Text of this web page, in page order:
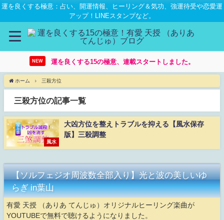
運を良くする極意：占い、開運情報、ヒーリング＆気功、強運待受や恋愛運
アップ！LINEスタンプなど。
NEW 運を良くする15の極意、連載スタートしました。
ホーム 三殺方位
三殺方位の記事一覧
風水
大凶方位を整えトラブルを抑える【風水保存
版】三殺調整
【ソルフェジオ周波数全部入り】光と波の美しいゆ
らぎ in葉山
有愛 天授 （ありあ てんじゅ）オリジナルヒーリング楽曲が
YOUTUBEで無料で聴けるようになりました。